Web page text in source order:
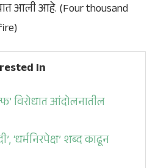
आली आहे. (Four thousand
In
विरोधात आंदोलनातील
‘धर्मनिरपेक्ष’ शब्द काढून